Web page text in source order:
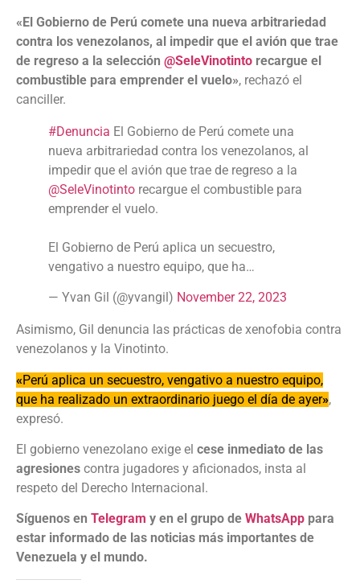
«El Gobierno de Perú comete una nueva arbitrariedad
contra los venezolanos, al impedir que el avión que trae
de regreso a la selección @SeleVinotinto recargue el
combustible para emprender el vuelo», rechazó el
canciller.
#Denuncia El Gobierno de Perú comete una
nueva arbitrariedad contra los venezolanos, al
impedir que el avión que trae de regreso a la
@SeleVinotinto recargue el combustible para
emprender el vuelo.
El Gobierno de Perú aplica un secuestro,
vengativo a nuestro equipo, que ha…
— Yvan Gil (@yvangil) November 22, 2023
Asimismo, Gil denuncia las prácticas de xenofobia contra
venezolanos y la Vinotinto.
«Perú aplica un secuestro, vengativo a nuestro equipo,
que ha realizado un extraordinario juego el día de ayer»,
expresó.
El gobierno venezolano exige el cese inmediato de las
agresiones contra jugadores y aficionados, insta al
respeto del Derecho Internacional.
Síguenos en Telegram y en el grupo de WhatsApp para
estar informado de las noticias más importantes de
Venezuela y el mundo.